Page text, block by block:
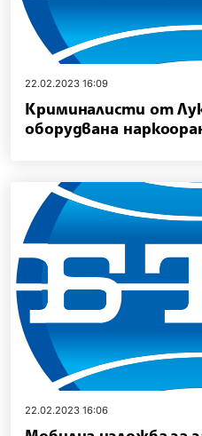
22.02.2023 16:09
Криминалисти от
оборудвана
22.02.2023 16:06